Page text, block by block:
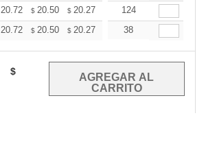
20.72 $ 20.50 $ 20.27 20.05
124
20.72 $ 20.50 $ 20.27 20.05
38
$